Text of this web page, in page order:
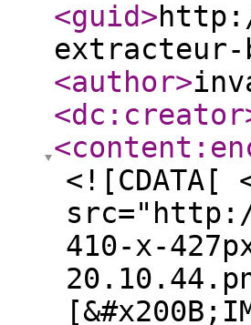
<guid>
<author>
<dc:creator
<![CDATA[
src="http://
410-x-